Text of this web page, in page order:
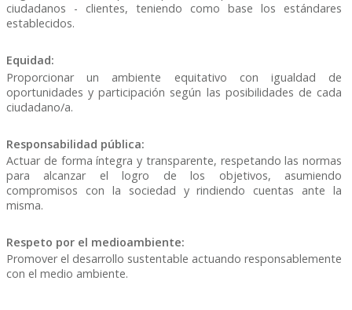
ciudadanos - clientes, teniendo como base los estándares
establecidos.
Equidad:
Proporcionar un ambiente equitativo con igualdad de
oportunidades y participación según las posibilidades de cada
ciudadano/a.
Responsabilidad pública:
Actuar de forma íntegra y transparente, respetando las normas
para alcanzar el logro de los objetivos, asumiendo
compromisos con la sociedad y rindiendo cuentas ante la
misma.
Respeto por el medioambiente:
Promover el desarrollo sustentable actuando responsablemente
con el medio ambiente.